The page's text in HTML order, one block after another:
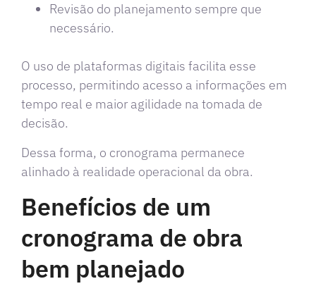
Revisão do planejamento sempre que
necessário.
O uso de plataformas digitais facilita esse
processo, permitindo acesso a informações em
tempo real e maior agilidade na tomada de
decisão.
Dessa forma, o cronograma permanece
alinhado à realidade operacional da obra.
Benefícios de um
cronograma de obra
bem planejado